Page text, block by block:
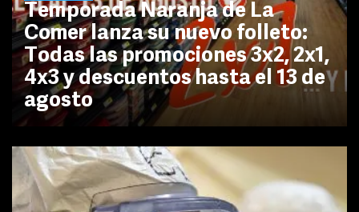
Temporada Naranja de La
Comer lanza su nuevo folleto:
Todas las promociones 3x2, 2x1,
4x3 y descuentos hasta el 13 de
agosto